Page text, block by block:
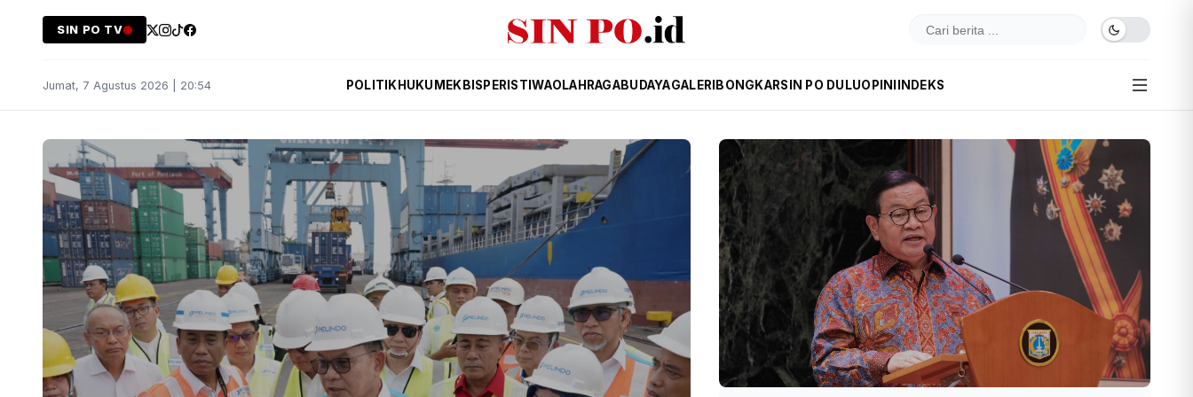
SIN PO TV
Jumat, 7 Agustus 2026 | 20:54 POLITIK HUKUM EKBIS PERISTIWAOLAHRAGABUDAYAGALERI BONGKARSIN PO DULUOPINI INDEKS